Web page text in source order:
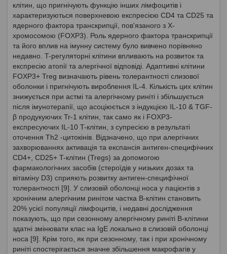
клітин, що пригнічують функцію інших лімфоцитів і
характеризуються поверхневою експресією CD4 та CD25 та
ядерного фактора транскрипції, пов'язаного з Х-
хромосомою (FOXP3). Роль ядерного фактора транскрипції
та його вплив на імунну систему було вивчено порівняно
недавно. T-регуляторні клітини впливають на розвиток та
експресію атопії та алергічної відповіді. Адаптивні клітини
FOXP3+ Treg визначають рівень толерантності слизової
оболонки і пригнічують вироблення IL-4. Кількість цих клітин
знижується при астмі та алергічному риніті і збільшується
після імунотерапії, що асоціюється з індукцією IL-10 & TGF-
β продукуючих Tr-1 клітин, так само як і FOXP3-
експресуючих IL-10 T-клітин, з супресією в результаті
оточення Th2 -цитокінів. Відзначено, що при алергічних
захворюваннях активація та експансія антиген-специфічних
CD4+, CD25+ T-клітин (Tregs) за допомогою
фармакологічних засобів (стероїдів у низьких дозах та
вітаміну D3) сприяють розвитку антиген-специфічної
толерантності [9]. У слизовій оболонці носа у пацієнтів з
хронічним алергічним ринітом частка В-клітин становить
20% усієї популяції лімфоцитів, і недавні дослідження
показують, що при сезонному алергічному риніті В-клітини
здатні змінювати клас на IgE локально в слизовій оболонці
носа [9]. Крім того, як при сезонному, так і при хронічному
риніті спостерігається значне збільшення макрофагів у